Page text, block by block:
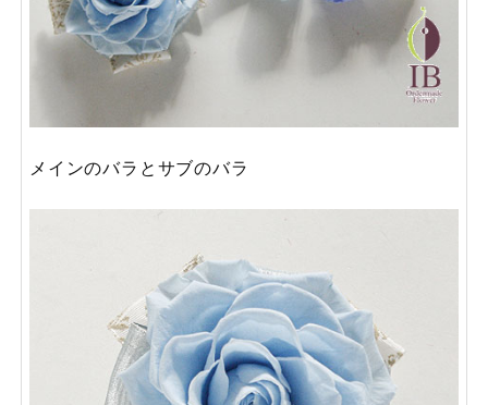
メインのバラとサブのバラ